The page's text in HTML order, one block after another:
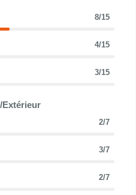
8/15
4/15
3/15
Extérieur
2/7
3/7
2/7